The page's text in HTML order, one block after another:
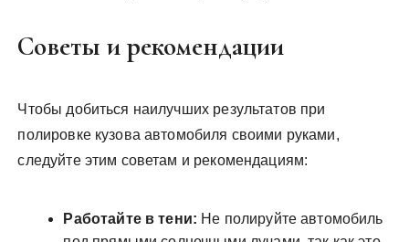
Советы и рекомендации
Чтобы добиться наилучших результатов при
полировке кузова автомобиля своими руками,
следуйте этим советам и рекомендациям:
Работайте в тени: Не полируйте автомобиль